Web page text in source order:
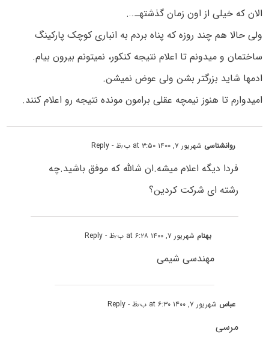
الان که خیلی از اون زمان گذشتهـ….
ولی حالا هم چند روزه که پناه بردم به انباری کوچک پارکینگ
ساختمان و میدونم تا اعلام نتیجه کنکور، نمیتونم بیرون بیام.
ادمها شاید بزرگتر بشن ولی عوض نمیشن.
امیدوارم تا هنوز نیمچه عقلی برامون مونده نتیجه رو اعلام کنند.
روانشناسی شهریور ۷, ۱۴۰۰ at ۳:۵۰ ب٫ظ - Reply
فردا دیگه اعلام میشه.ان شالله که موفق باشید.چه
رشته ای شرکت کردین؟
بهنام شهریور ۷, ۱۴۰۰ at ۶:۲۸ ب٫ظ - Reply
مهندسی شیمی
عباس شهریور ۷, ۱۴۰۰ at ۶:۳۰ ب٫ظ - Reply
مرسی